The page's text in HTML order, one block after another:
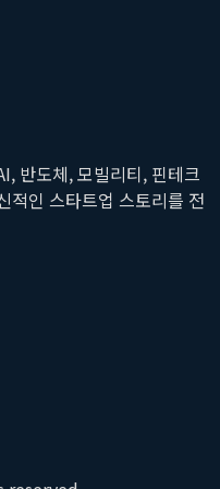
반도체, 모빌리티, 핀테크
적인 스타트업 스토리를 전